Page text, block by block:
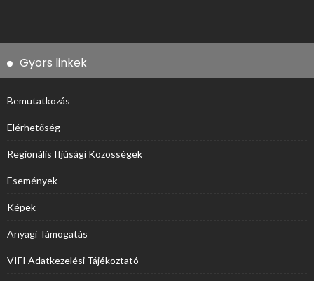
Gyors linkek
Bemutatkozás
Elérhetőség
Regionális Ifjúsági Közösségek
Események
Képek
Anyagi Támogatás
VIFI Adatkezelési Tájékoztató